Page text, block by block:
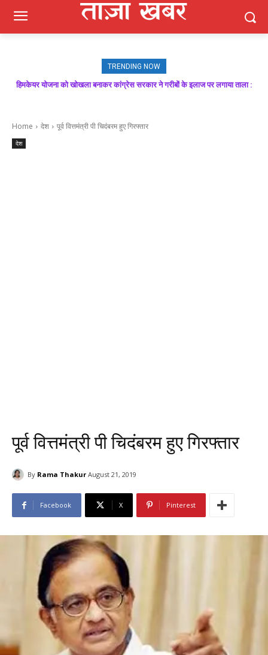
TRENDING NOW
हिमकेयर योजना को खोखला बनाकर कांग्रेस सरकार ने गरीबों के इलाज पर लगाया ताला :
Home देश पूर्व वित्तमंत्री पी चिदंबरम हुए गिरफ्तार
देश
पूर्व वित्तमंत्री पी चिदंबरम हुए गिरफ्तार
By Rama Thakur August 21, 2019
Facebook X Pinterest